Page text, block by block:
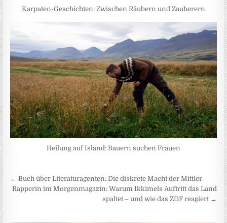
Karpaten-Geschichten: Zwischen Räubern und Zauberern
Heilung auf Island: Bauern suchen Frauen
Beitragsnavigation
← Buch über Literaturagenten: Die diskrete Macht der Mittler
Rapperin im Morgenmagazin: Warum Ikkimels Auftritt das Land
spaltet – und wie das ZDF reagiert →